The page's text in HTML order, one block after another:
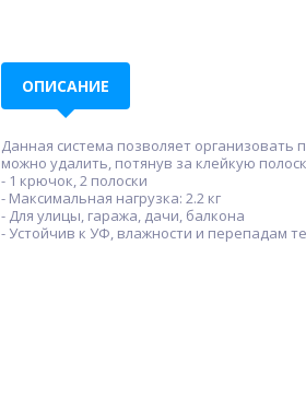
ОПИСАНИЕ
Данная система позволяет
можно удалить, потянув за клейкую
- 1 крючок, 2 полоски
- Максимальная нагрузка: 2.2 кг
- Для улицы, гаража, дачи, балкона
- Устойчив к УФ, влажности и перепадам